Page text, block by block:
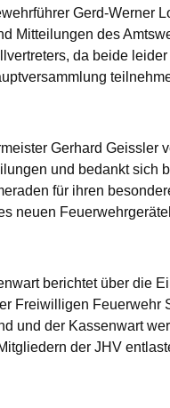
Gerd-Werner
Mitteilungen des
da beide
Gerhard Geissler
und bedankt sich
für ihren
neuen
berichtet über die
Freiwilligen Feuerwehr
und der Kassenwart
der JHV